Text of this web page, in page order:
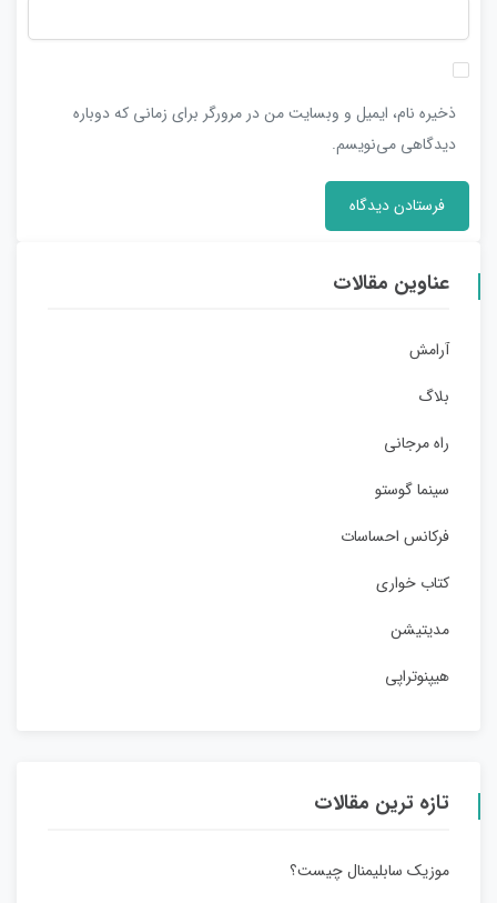
ذخیره نام، ایمیل و وبسایت من در مرورگر برای زمانی که دوباره
دیدگاهی می‌نویسم.
عناوین مقالات
آرامش
بلاگ
راه مرجانی
سینما گوستو
فرکانس احساسات
کتاب خواری
مدیتیشن
هیپنوتراپی
تازه ترین مقالات
موزیک سابلیمنال چیست؟